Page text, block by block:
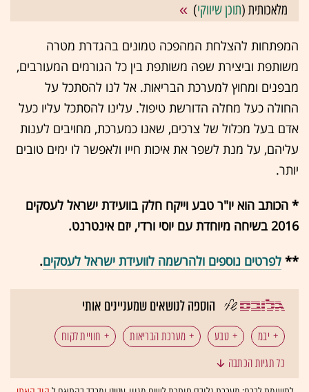
מלאכותית (תוכן שיווקי)
המפתחות להצלחת המהפכה טמונים בהגדרת מטרה
משותפת וביצירת שפה משותפת בין כל הגורמים המעורבים,
מבפנים ומחוץ למערכת הבריאות. אל לנו להסתכל על
החולה כעל מחלה הדורשת טיפול. עלינו להסתכל עליו כעל
אדם בעל מכלול של צרכים, שאנו כמערכת, מחויבים לענות
עליהם, על מנת לשפר את איכות חייו ולאפשר לו ימים טובים
יותר.
* הכותב הוא יו"ר טבע וייקח חלק בוועידת ישראל לעסקים
2016 בשיחה מיוחדת עם יוסי ורדי, יזם אינטרנט.
** לפרטים נוספים ולהרשמה לוועידת ישראל לעסקים.
הוספה לנושאים שמעניינים אותי
יבמ טבע מערכת הבריאות חוויית לקוח
בריאות ורפואה
כל תגיות הכתבה